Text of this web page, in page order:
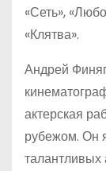
«Сеть»,
«Клятва».
Андрей
актерская
рубежом. Он
талантливых